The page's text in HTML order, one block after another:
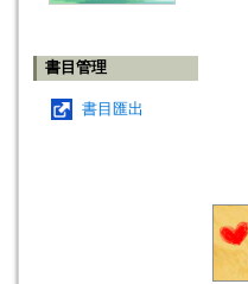
書目管理
書目匯出